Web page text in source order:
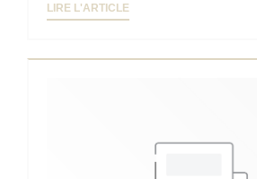
LIRE L'ARTICLE